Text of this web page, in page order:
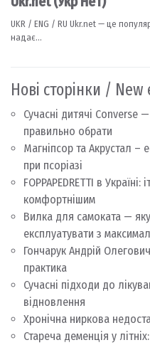
Нові сторінки /
Сучасні дитячі Converse
правильно обрати
Магніпсор та Акрустал
при псоріазі
FOPPAPEDRETTI в
комфортнішим
Вилка для самоката —
експлуатувати з
Гончарук Андрій
практика
Сучасні підходи до
відновлення
Хронічна ниркова
Стареча деменція у